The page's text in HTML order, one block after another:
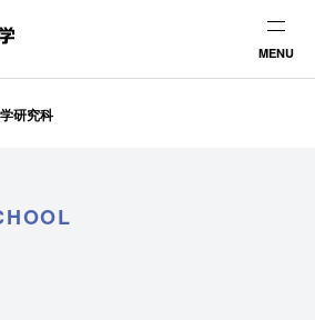
MENU
研究科